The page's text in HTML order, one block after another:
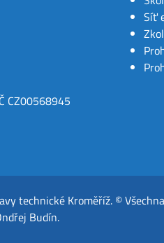
CZ00568945
Síť
technické Kroměříž. ©
Budín.